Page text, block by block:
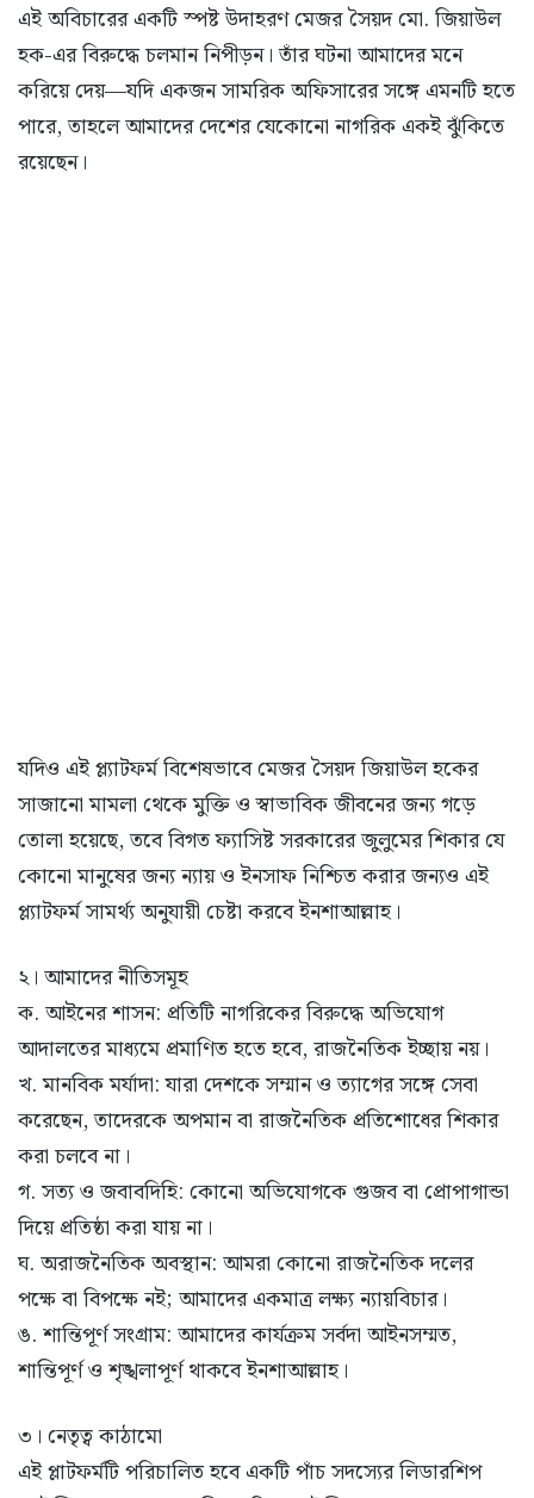
এই অবিচারের একটি স্পষ্ট উদাহরণ মেজর সৈয়দ মো. জিয়াউল
হক-এর বিরুদ্ধে চলমান নিপীড়ন। তাঁর ঘটনা আমাদের মনে
করিয়ে দেয়—যদি একজন সামরিক অফিসারের সঙ্গে এমনটি হতে
পারে, তাহলে আমাদের দেশের যেকোনো নাগরিক একই ঝুঁকিতে
রয়েছেন।
যদিও এই প্ল্যাটফর্ম বিশেষভাবে মেজর সৈয়দ জিয়াউল হকের
সাজানো মামলা থেকে মুক্তি ও স্বাভাবিক জীবনের জন্য গড়ে
তোলা হয়েছে, তবে বিগত ফ্যাসিষ্ট সরকারের জুলুমের শিকার যে
কোনো মানুষের জন্য ন্যায় ও ইনসাফ নিশ্চিত করার জন্যও এই
প্ল্যাটফর্ম সামর্থ্য অনুযায়ী চেষ্টা করবে ইনশাআল্লাহ।
২। আমাদের নীতিসমূহ
ক. আইনের শাসন: প্রতিটি নাগরিকের বিরুদ্ধে অভিযোগ
আদালতের মাধ্যমে প্রমাণিত হতে হবে, রাজনৈতিক ইচ্ছায় নয়।
খ. মানবিক মর্যাদা: যারা দেশকে সম্মান ও ত্যাগের সঙ্গে সেবা
করেছেন, তাদেরকে অপমান বা রাজনৈতিক প্রতিশোধের শিকার
করা চলবে না।
গ. সত্য ও জবাবদিহি: কোনো অভিযোগকে গুজব বা প্রোপাগান্ডা
দিয়ে প্রতিষ্ঠা করা যায় না।
ঘ. অরাজনৈতিক অবস্থান: আমরা কোনো রাজনৈতিক দলের
পক্ষে বা বিপক্ষে নই; আমাদের একমাত্র লক্ষ্য ন্যায়বিচার।
ঙ. শান্তিপূর্ণ সংগ্রাম: আমাদের কার্যক্রম সর্বদা আইনসম্মত,
শান্তিপূর্ণ ও শৃঙ্খলাপূর্ণ থাকবে ইনশাআল্লাহ।
৩। নেতৃত্ব কাঠামো
এই প্লাটফর্মটি পরিচালিত হবে একটি পাঁচ সদস্যের লিডারশিপ